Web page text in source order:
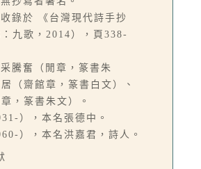
錄於 《台灣現代詩手抄
九歌，2014），頁338-
騰奮（閒章，篆書朱
（齋館章，篆書白文）、
，篆書朱文）。
），本名張德中。
），本名洪嘉君，詩人。